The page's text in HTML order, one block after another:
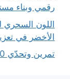
رقمي وبناء
اللون السحري
الأخضر في
تمرين وتحدّي 30 دائرة (ملف مجاني جاهز للطباعة)